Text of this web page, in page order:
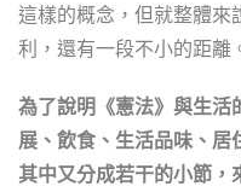
這樣的概念，但就整體來
利，還有一段不小的距離
為了說明《憲法》與生活
展、飲食、生活品味、
其中又分成若干的小節